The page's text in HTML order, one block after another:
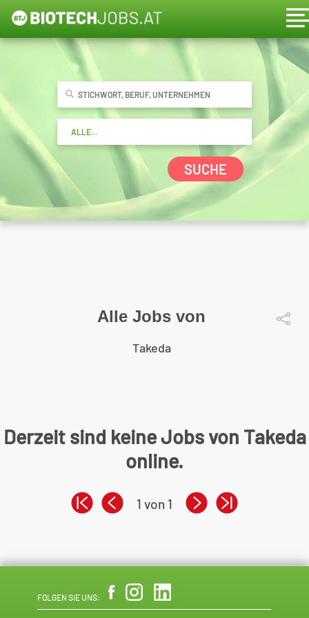
SUCHE
Alle Jobs von
Takeda
Derzeit sind keine Jobs von Takeda
online.
1 von 1
FOLGEN SIE UNS: